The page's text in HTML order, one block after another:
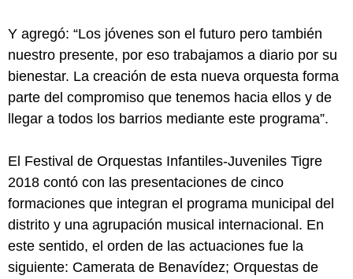
Y agregó: “Los jóvenes son el futuro pero también
nuestro presente, por eso trabajamos a diario por su
bienestar. La creación de esta nueva orquesta forma
parte del compromiso que tenemos hacia ellos y de
llegar a todos los barrios mediante este programa”.
El Festival de Orquestas Infantiles-Juveniles Tigre
2018 contó con las presentaciones de cinco
formaciones que integran el programa municipal del
distrito y una agrupación musical internacional. En
este sentido, el orden de las actuaciones fue la
siguiente: Camerata de Benavídez; Orquestas de